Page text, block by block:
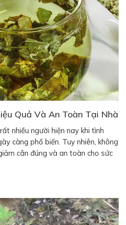
Quả Và An Toàn Tại Nhà
nhiều người hiện nay khi tình
càng phổ biến. Tuy nhiên, không
cân đúng và an toàn cho sức